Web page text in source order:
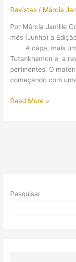
Revistas / Márcia
Por Márcia Jamille
mês (Junho) a
A capa, mais uma
Tutankhamon e a
pertinentes. O
começando com
Revista
Read More »
Pesquisar